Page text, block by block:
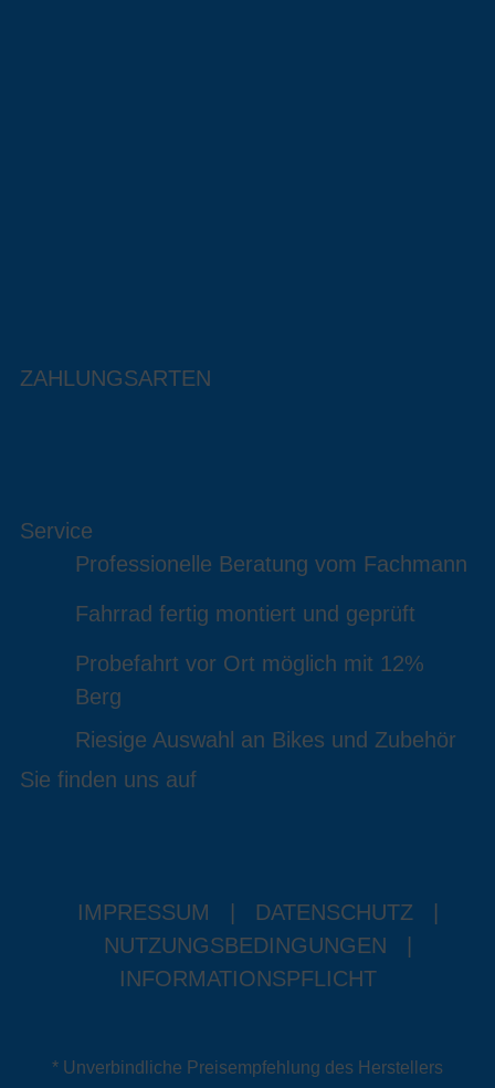
ZAHLUNGSARTEN
Service
Professionelle Beratung vom Fachmann
Fahrrad fertig montiert und geprüft
Probefahrt vor Ort möglich mit 12%
Berg
Riesige Auswahl an Bikes und Zubehör
Sie finden uns auf
IMPRESSUM DATENSCHUTZ
NUTZUNGSBEDINGUNGEN
INFORMATIONSPFLICHT
* Unverbindliche Preisempfehlung des Herstellers